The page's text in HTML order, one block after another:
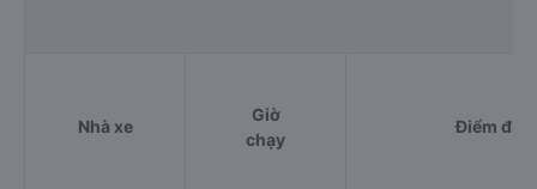
Nhà xe
Giờ
chạy
Điểm đi